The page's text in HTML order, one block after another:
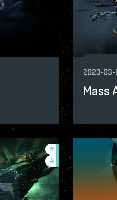
2023-03-
Mass
# development-updates
# new-features